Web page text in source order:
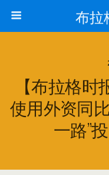
布拉
【布拉格
使用外资同
一路”